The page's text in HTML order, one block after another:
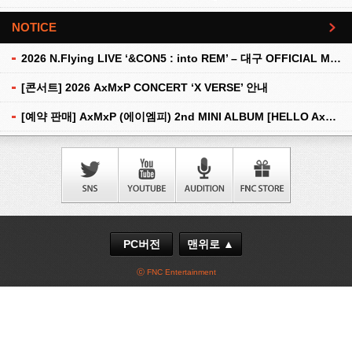
NOTICE
2026 N.Flying LIVE ‘&CON5 : into REM’ – 대구 OFFICIAL MD 현장 판매 안내
[콘서트] 2026 AxMxP CONCERT ‘X VERSE’ 안내
[예약 판매] AxMxP (에이엠피) 2nd MINI ALBUM [HELLO AxMxP] 예약 판매 안내
더보기
PC버전 맨위로 ▲
ⓒ FNC Entertainment